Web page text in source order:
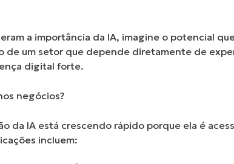
a importância da IA, imagine o potencial
de um setor que depende diretamente de
digital forte.
negócios?
da IA está crescendo rápido porque ela é
incluem: